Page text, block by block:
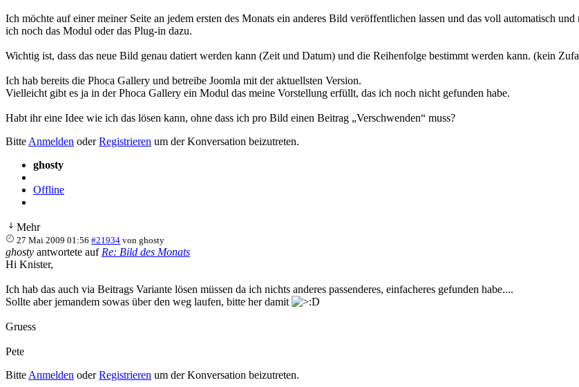
Ich möchte auf einer meiner Seite an jedem ersten des Monats ein anderes Bild veröffentlichen lassen und das voll automatisch
ich noch das Modul oder das Plug-in dazu.
Wichtig ist, dass das neue Bild genau datiert werden kann (Zeit und Datum) und die Reihenfolge bestimmt werden kann. (kein
Ich hab bereits die Phoca Gallery und betreibe Joomla mit der aktuellsten Version.
Vielleicht gibt es ja in der Phoca Gallery ein Modul das meine Vorstellung erfüllt, das ich noch nicht gefunden habe.
Habt ihr eine Idee wie ich das lösen kann, ohne dass ich pro Bild einen Beitrag „Verschwenden“ muss?
Bitte Anmelden oderRegistrieren um der Konversation beizutreten.
ghosty
Offline
Mehr
27 Mai 2009 01:56 #21934 vonghosty
ghosty antwortete auf Re: Bild des Monats
Hi Knister,
Ich hab das auch via Beitrags Variante lösen müssen da ich nichts anderes passenderes, einfacheres gefunden habe....
Sollte aber jemandem sowas über den weg laufen, bitte her damit
Gruess
Pete
Bitte Anmelden oderRegistrieren um der Konversation beizutreten.